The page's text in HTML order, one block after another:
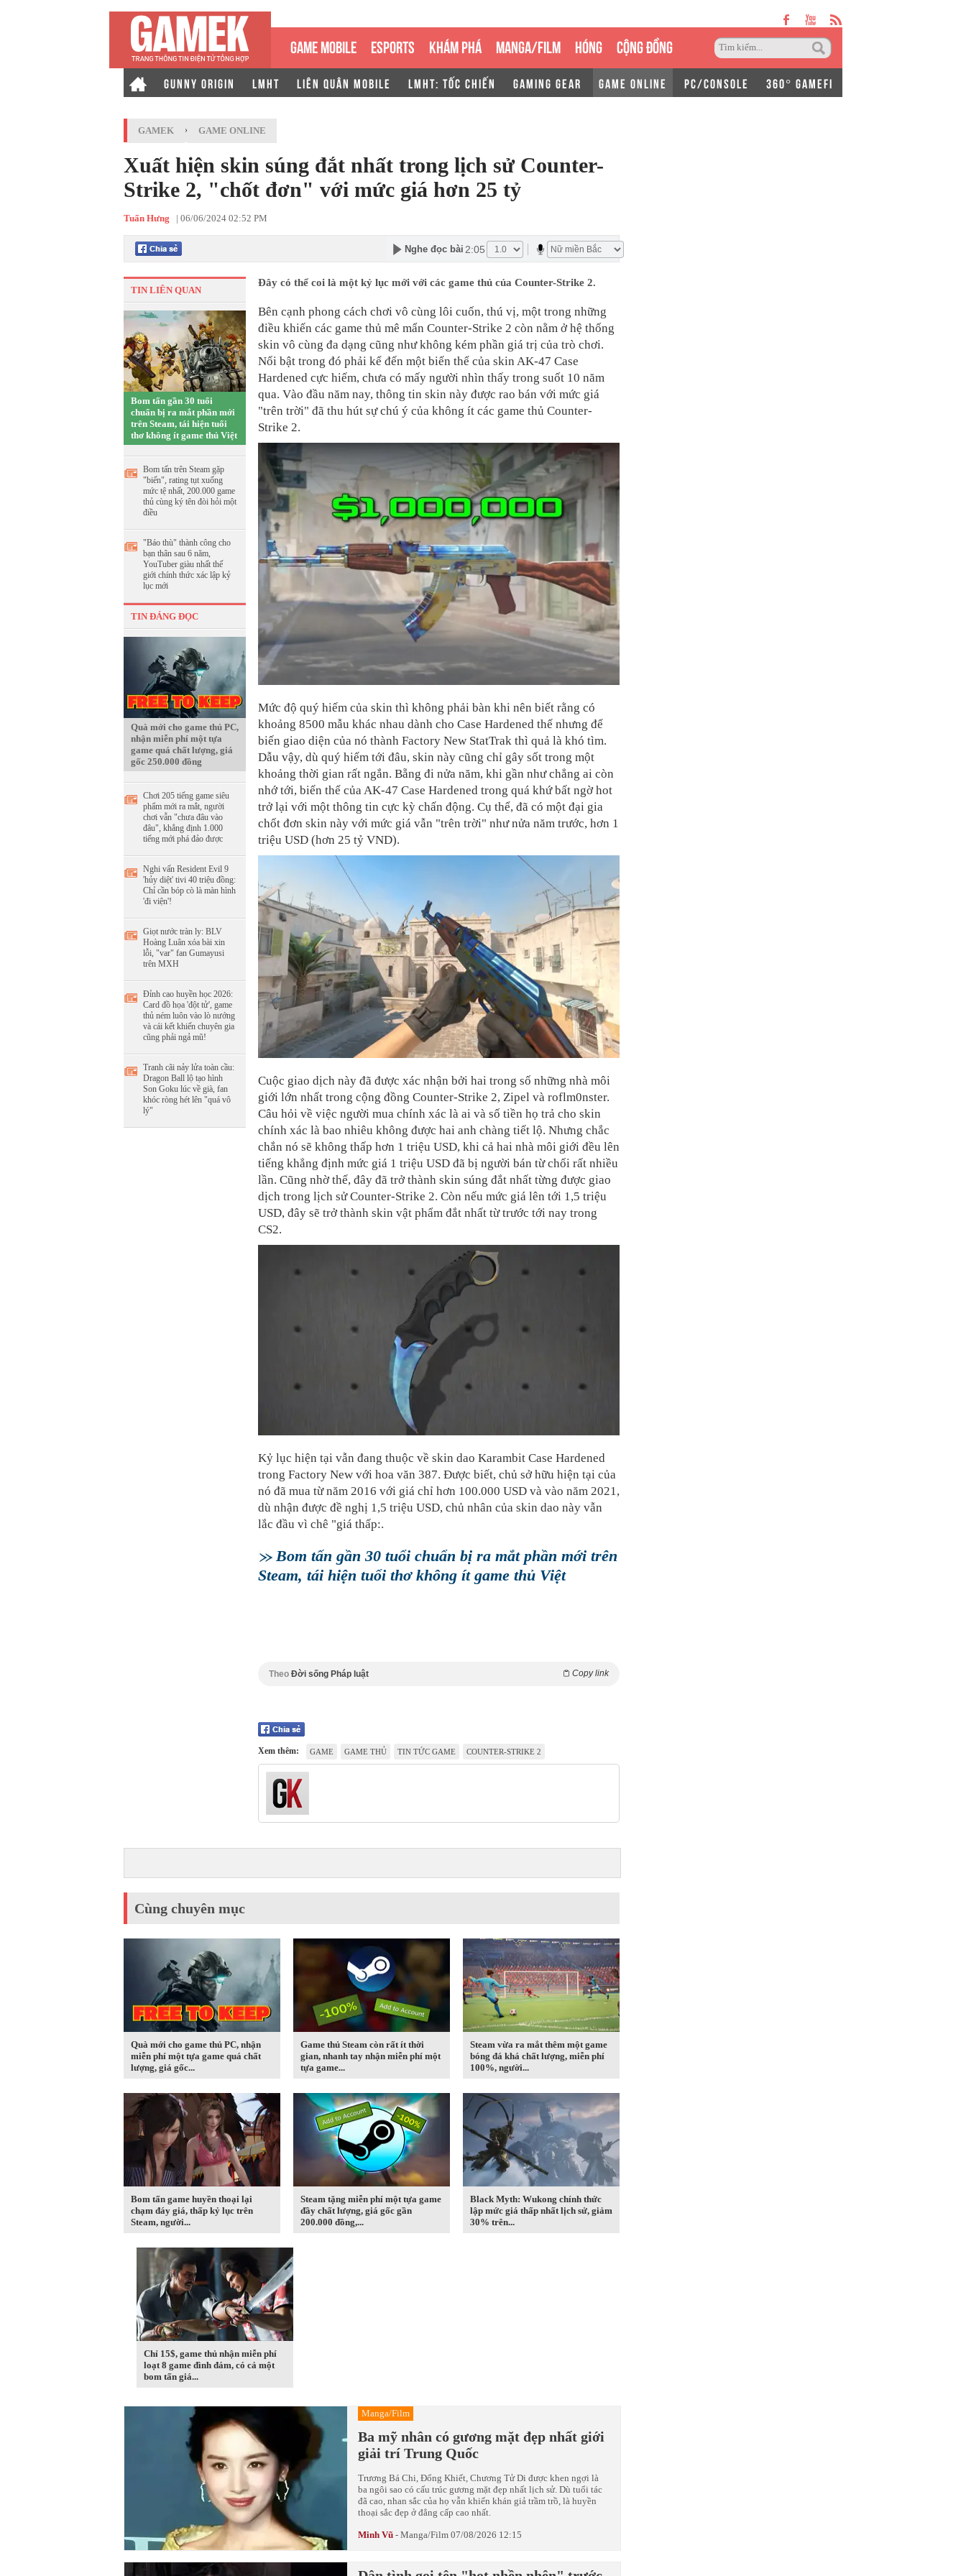
GAME MOBILE ESPORTS KHÁM PHÁ MANGA/FILM HÓNG CỘNG ĐỒNG
GUNNY ORIGIN LMHT LIÊN QUÂN MOBILE LMHT: TỐC CHIẾN GAMING GEAR GAME ONLINE PC/CONSOLE 360° GAMEFI
GAMEK › GAME ONLINE
Xuất hiện skin súng đắt nhất trong lịch sử Counter-
Strike 2, "chốt đơn" với mức giá hơn 25 tỷ
Tuấn Hưng | 06/06/2024 02:52 PM
Nghe đọc bài 2:05
TIN LIÊN QUAN
Bom tấn gần 30 tuổi
chuẩn bị ra mắt phần mới
trên Steam, tái hiện tuổi
thơ không ít game thủ Việt
Bom tấn trên Steam gặp
"biến", rating tụt xuống
mức tệ nhất, 200.000 game
thủ cùng ký tên đòi hỏi một
điều
"Báo thù" thành công cho
bạn thân sau 6 năm,
YouTuber giàu nhất thế
giới chính thức xác lập kỷ
lục mới
TIN ĐÁNG ĐỌC
Quà mới cho game thủ PC,
nhận miễn phí một tựa
game quá chất lượng, giá
gốc 250.000 đồng
Chơi 205 tiếng game siêu
phẩm mới ra mắt, người
chơi vẫn "chưa đâu vào
đâu", khẳng định 1.000
tiếng mới phá đảo được
Nghi vấn Resident Evil 9
'hủy diệt' tivi 40 triệu đồng:
Chỉ cần bóp cò là màn hình
'đi viện'!
Giọt nước tràn ly: BLV
Hoàng Luân xóa bài xin
lỗi, "var" fan Gumayusi
trên MXH
Đỉnh cao huyền học 2026:
Card đồ họa 'đột tử', game
thủ ném luôn vào lò nướng
và cái kết khiến chuyên gia
cũng phải ngả mũ!
Tranh cãi nảy lửa toàn cầu:
Dragon Ball lộ tạo hình
Son Goku lúc về già, fan
khóc ròng hét lên "quá vô
lý"
Đây có thể coi là một kỷ lục mới với các game thủ của Counter-Strike 2.
Bên cạnh phong cách chơi vô cùng lôi cuốn, thú vị, một trong những
điều khiến các game thủ mê mẩn Counter-Strike 2 còn nằm ở hệ thống
skin vô cùng đa dạng cũng như không kém phần giá trị của trò chơi.
Nổi bật trong đó phải kể đến một biến thể của skin AK-47 Case
Hardened cực hiếm, chưa có mấy người nhìn thấy trong suốt 10 năm
qua. Vào đầu năm nay, thông tin skin này được rao bán với mức giá
"trên trời" đã thu hút sự chú ý của không ít các game thủ Counter-
Strike 2.
Mức độ quý hiếm của skin thì không phải bàn khi nên biết rằng có
khoảng 8500 mẫu khác nhau dành cho Case Hardened thế nhưng để
biến giao diện của nó thành Factory New StatTrak thì quả là khó tìm.
Dẫu vậy, dù quý hiếm tới đâu, skin này cũng chỉ gây sốt trong một
khoảng thời gian rất ngắn. Bẵng đi nửa năm, khi gần như chẳng ai còn
nhớ tới, biến thể của AK-47 Case Hardened trong quá khứ bất ngờ hot
trở lại với một thông tin cực kỳ chấn động. Cụ thể, đã có một đại gia
chốt đơn skin này với mức giá vẫn "trên trời" như nửa năm trước, hơn 1
triệu USD (hơn 25 tỷ VND).
Cuộc giao dịch này đã được xác nhận bởi hai trong số những nhà môi
giới lớn nhất trong cộng đồng Counter-Strike 2, Zipel và roflm0nster.
Câu hỏi về việc người mua chính xác là ai và số tiền họ trả cho skin
chính xác là bao nhiêu không được hai anh chàng tiết lộ. Nhưng chắc
chắn nó sẽ không thấp hơn 1 triệu USD, khi cả hai nhà môi giới đều lên
tiếng khẳng định mức giá 1 triệu USD đã bị người bán từ chối rất nhiều
lần. Cũng nhờ thế, đây đã trở thành skin súng đắt nhất từng được giao
dịch trong lịch sử Counter-Strike 2. Còn nếu mức giá lên tới 1,5 triệu
USD, đây sẽ trở thành skin vật phẩm đắt nhất từ trước tới nay trong
CS2.
Kỷ lục hiện tại vẫn đang thuộc về skin dao Karambit Case Hardened
trong Factory New với hoa văn 387. Được biết, chủ sở hữu hiện tại của
nó đã mua từ năm 2016 với giá chỉ hơn 100.000 USD và vào năm 2021,
dù nhận được đề nghị 1,5 triệu USD, chủ nhân của skin dao này vẫn
lắc đầu vì chê "giá thấp:.
Bom tấn gần 30 tuổi chuẩn bị ra mắt phần mới trên
Steam, tái hiện tuổi thơ không ít game thủ Việt
Theo Đời sống Pháp luật Copy link
Xem thêm: GAME GAME THỦ TIN TỨC GAME COUNTER-STRIKE 2
Cùng chuyên mục
Quà mới cho game thủ PC, nhận
miễn phí một tựa game quá chất
lượng, giá gốc...
Game thủ Steam còn rất ít thời
gian, nhanh tay nhận miễn phí một
tựa game...
Steam vừa ra mắt thêm một game
bóng đá khá chất lượng, miễn phí
100%, người...
Bom tấn game huyền thoại lại
chạm đáy giá, thấp kỷ lục trên
Steam, người...
Steam tặng miễn phí một tựa game
đầy chất lượng, giá gốc gần
200.000 đồng,...
Black Myth: Wukong chính thức
lập mức giá thấp nhất lịch sử, giảm
30% trên...
Chỉ 15$, game thủ nhận miễn phí
loạt 8 game đình đám, có cả một
bom tấn giá...
Manga/Film
Ba mỹ nhân có gương mặt đẹp nhất giới
giải trí Trung Quốc
Trương Bá Chi, Đổng Khiết, Chương Tử Di được khen ngợi là
ba ngôi sao có cấu trúc gương mặt đẹp nhất lịch sử. Dù tuổi tác
đã cao, nhan sắc của họ vẫn khiến khán giả trầm trồ, là huyền
thoại sắc đẹp ở đẳng cấp cao nhất.
Minh Vũ - Manga/Film 07/08/2026 12:15